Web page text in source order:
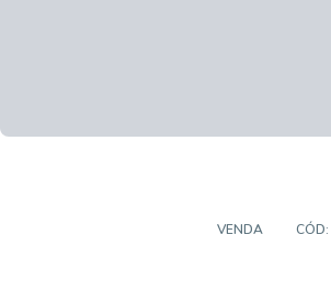
VENDA CÓD: